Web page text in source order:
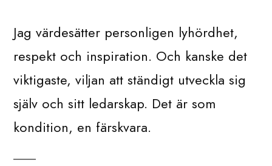
Jag värdesätter personligen lyhördhet,
respekt och inspiration. Och kanske det
viktigaste, viljan att ständigt utveckla sig
själv och sitt ledarskap. Det är som
kondition, en färskvara.